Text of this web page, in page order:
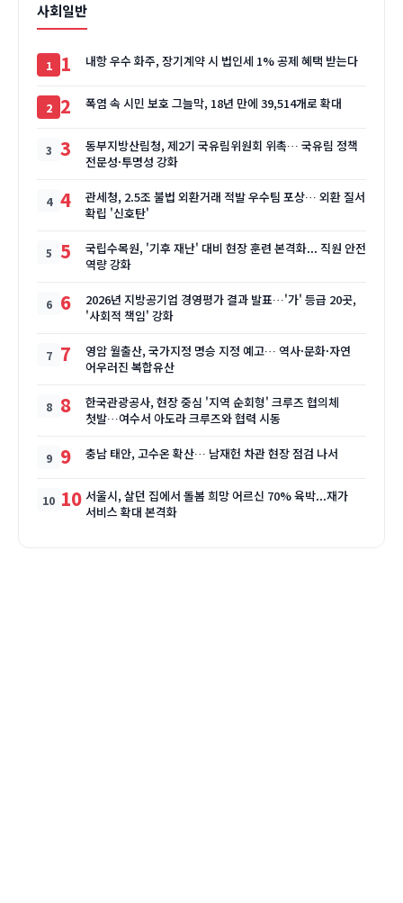
사회일반
1 내항 우수 화주, 장기계약 시 법인세 1% 공제 혜택 받는다
2 폭염 속 시민 보호 그늘막, 18년 만에 39,514개로 확대
3
동부지방산림청, 제2기 국유림위원회 위촉… 국유림 정책
전문성·투명성 강화
4
관세청, 2.5조 불법 외환거래 적발 우수팀 포상… 외환 질서
확립 '신호탄'
5
국립수목원, '기후 재난' 대비 현장 훈련 본격화... 직원 안전
역량 강화
6
2026년 지방공기업 경영평가 결과 발표…'가' 등급 20곳,
'사회적 책임' 강화
7
영암 월출산, 국가지정 명승 지정 예고… 역사·문화·자연
어우러진 복합유산
8
한국관광공사, 현장 중심 '지역 순회형' 크루즈 협의체
첫발…여수서 아도라 크루즈와 협력 시동
9 충남 태안, 고수온 확산… 남재헌 차관 현장 점검 나서
10 서울시, 살던 집에서 돌봄 희망 어르신 70% 육박...재가
서비스 확대 본격화